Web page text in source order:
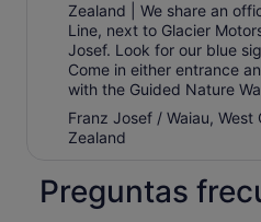
enciclopédico de nuestros
ecosistema te inspirarán para
las aves de una forma
*Algunos de los senderos que
públicos - ponte en contacto
si quieres una lista de los
*Ten en cuenta que se trata
podemos acercarnos al
Zealand | We share an
Line, next to Glacier
Josef. Look for our blue
Come in either entrance
with the Guided Nature
Franz Josef / Waiau, West
Zealand
Preguntas